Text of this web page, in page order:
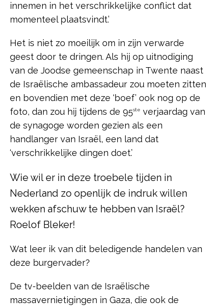
innemen in het verschrikkelijke conflict dat
momenteel plaatsvindt.’
Het is niet zo moeilijk om in zijn verwarde
geest door te dringen. Als hij op uitnodiging
van de Joodse gemeenschap in Twente naast
de Israëlische ambassadeur zou moeten zitten
en bovendien met deze ‘boef’ ook nog op de
foto, dan zou hij tijdens de 95ste verjaardag van
de synagoge worden gezien als een
handlanger van Israël, een land dat
‘verschrikkelijke dingen doet.’
Wie wil er in deze troebele tijden in
Nederland zo openlijk de indruk willen
wekken afschuw te hebben van Israël?
Roelof Bleker!
Wat leer ik van dit beledigende handelen van
deze burgervader?
De tv-beelden van de Israëlische
massavernietigingen in Gaza, die ook de